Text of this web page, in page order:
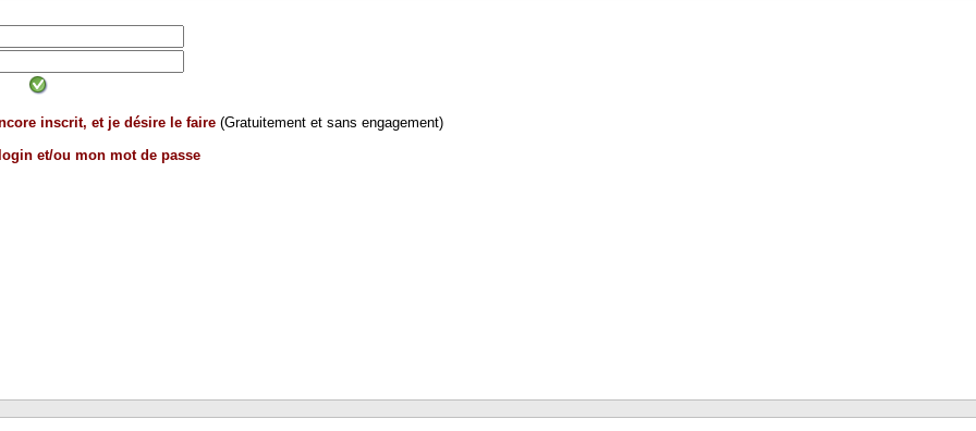
inscrit, et je désire le faire (Gratuitement et sans engagement)
et/ou mon mot de passe